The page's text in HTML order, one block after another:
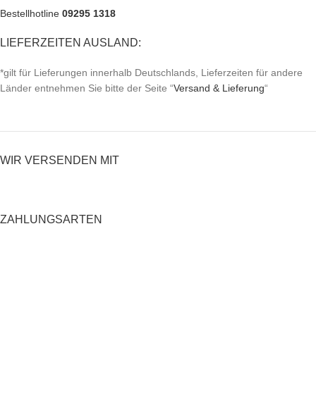
Bestellhotline 09295 1318
LIEFERZEITEN AUSLAND:
*gilt für Lieferungen innerhalb Deutschlands, Lieferzeiten für andere
Länder entnehmen Sie bitte der Seite “Versand & Lieferung“
WIR VERSENDEN MIT
ZAHLUNGSARTEN